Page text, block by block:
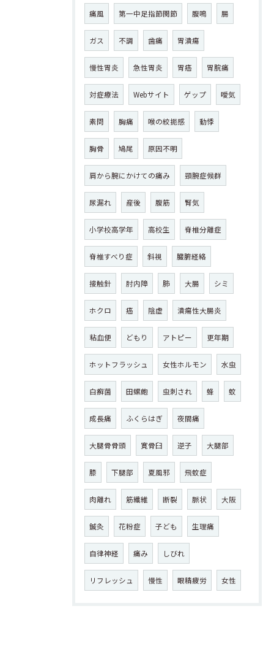
痛風 第一中足指節関節 腹鳴 腸
ガス 不調 歯痛 胃潰瘍
慢性胃炎 急性胃炎 胃癌 胃脘痛
対症療法 Webサイト ゲップ 噯気
素問 胸痛 喉の絞扼感 動悸
胸骨 鳩尾 原因不明
肩から腕にかけての痛み 頸腕症候群
尿漏れ 産後 腹筋 腎気
小学校高学年 高校生 脊椎分離症
脊椎すべり症 斜視 臓腑経絡
接触針 肘内障 肺 大腸 シミ
ホクロ 癌 陰虚 潰瘍性大腸炎
粘血便 どもり アトピー 更年期
ホットフラッシュ 女性ホルモン 水虫
白癬菌 田螺皰 虫刺され 蜂 蚊
成長痛 ふくらはぎ 夜間痛
大腿骨骨頭 寛骨臼 逆子 大腿部
膝 下腿部 夏風邪 飛蚊症
肉離れ 筋繊維 断裂 脈状 大阪
鍼灸 花粉症 子ども 生理痛
自律神経 痛み しびれ
リフレッシュ 慢性 眼精疲労 女性